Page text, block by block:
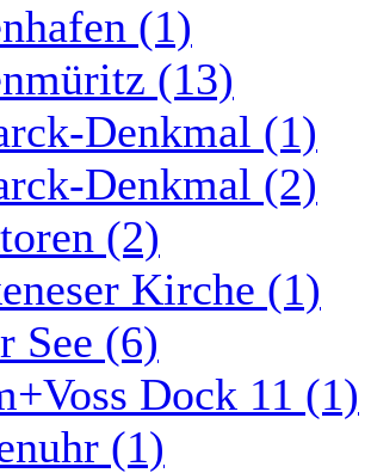
(1)
(13)
Denkmal (1)
Denkmal (2)
(2)
Kirche (1)
See (6)
Dock 11 (1)
(1)